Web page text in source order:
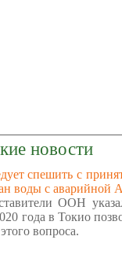
новости
спешить с
воды с
ООН
года в Токио
вопроса.